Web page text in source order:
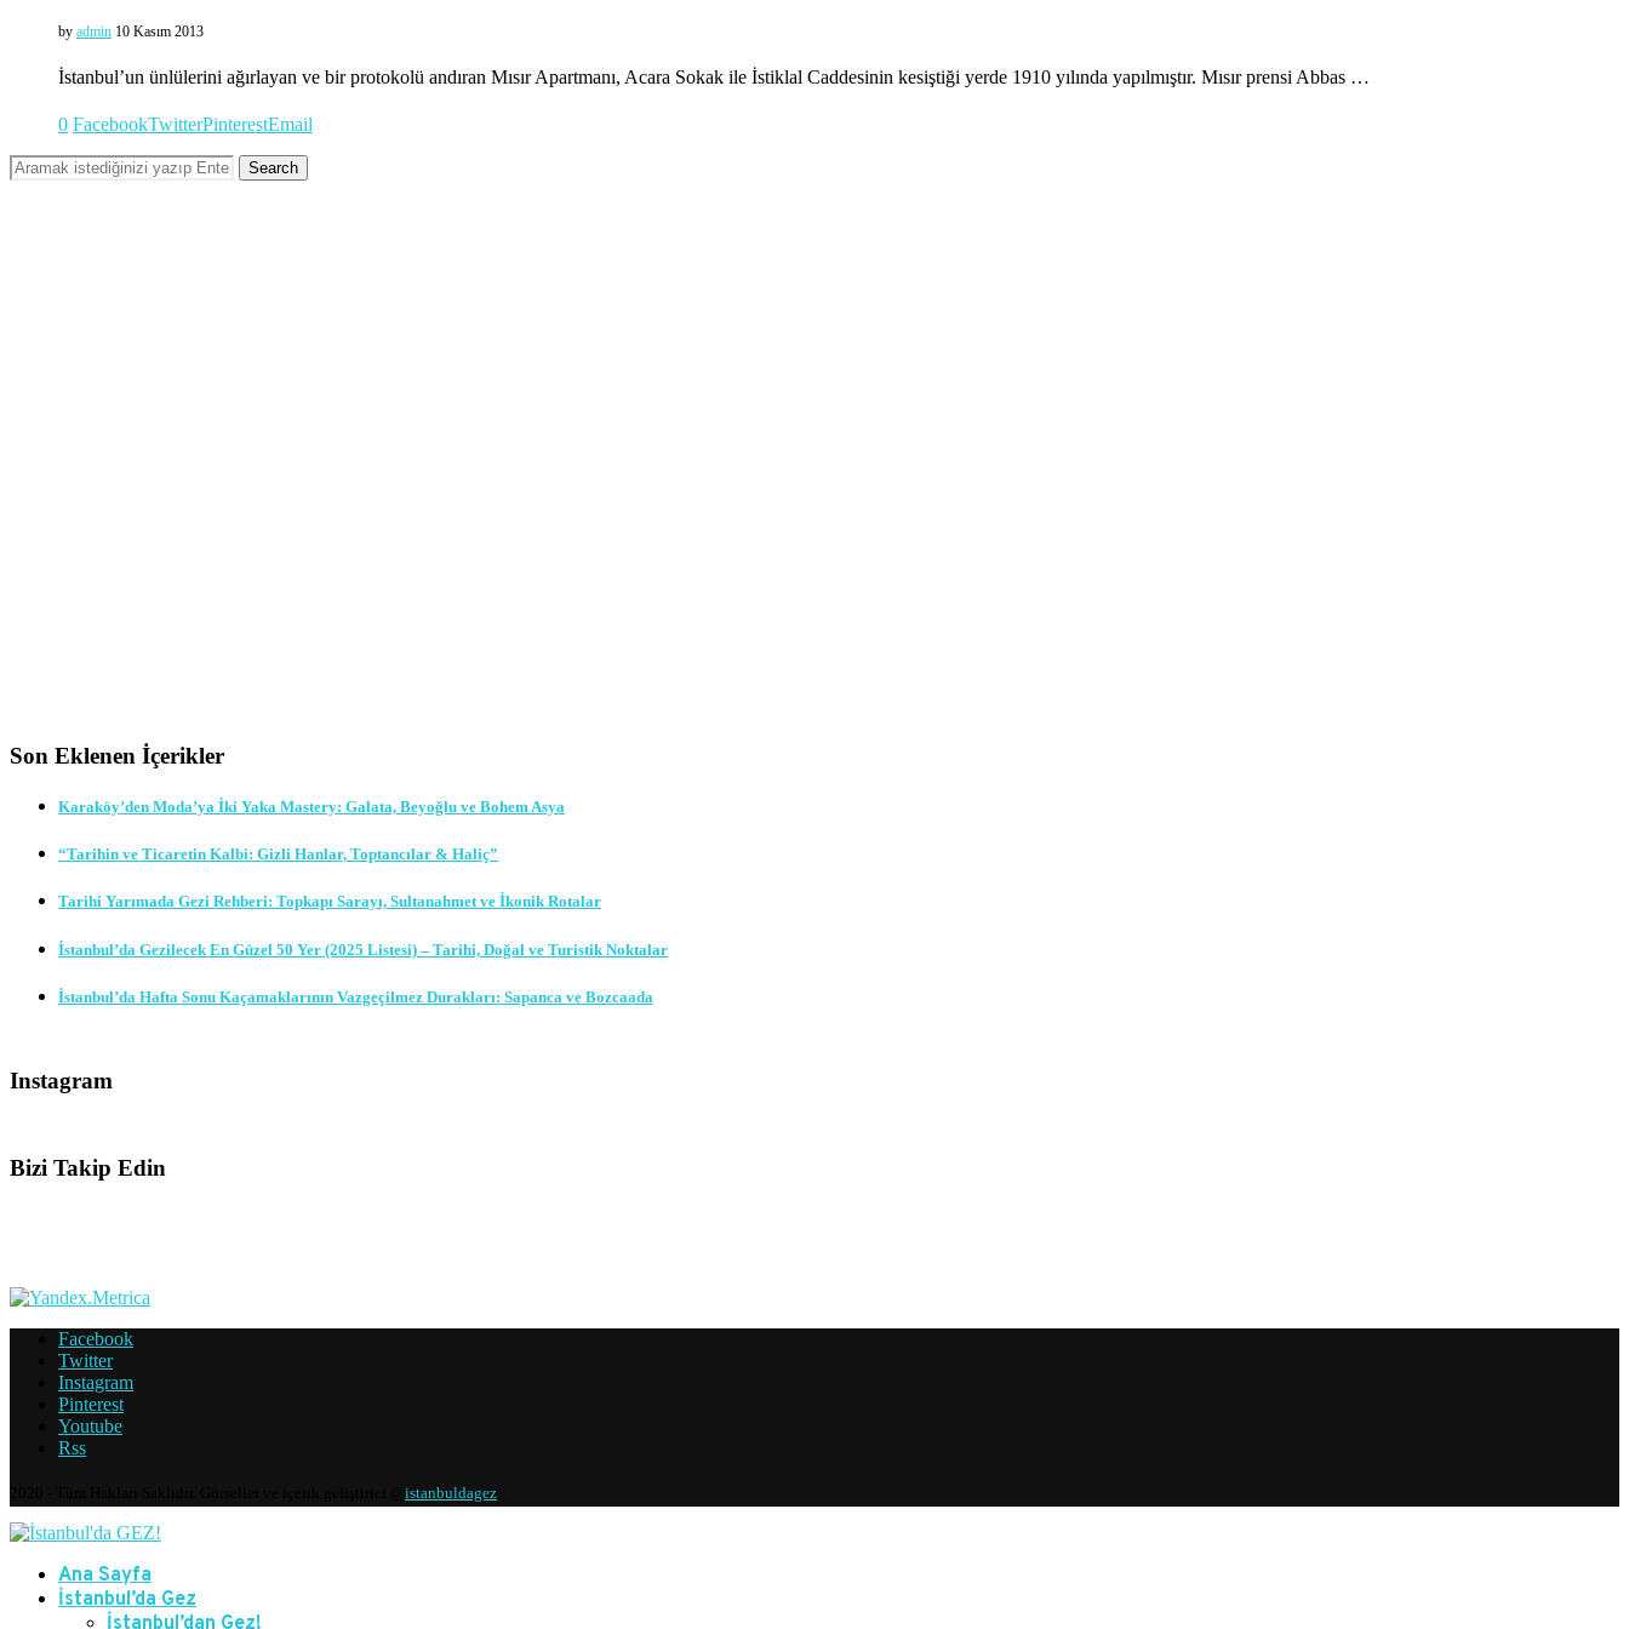
by admin 10 Kasım 2013
İstanbul’un ünlülerini ağırlayan ve bir protokolü andıran Mısır Apartmanı, Acara Sokak ile İstiklal Caddesinin kesiştiği yerde 1910 yılında yapılmıştır. Mısır prensi Abbas …
0 FacebookTwitterPinterestEmail
Son Eklenen İçerikler
Karaköy’den Moda’ya İki Yaka Mastery: Galata, Beyoğlu ve Bohem Asya
“Tarihin ve Ticaretin Kalbi: Gizli Hanlar, Toptancılar & Haliç”
Tarihi Yarımada Gezi Rehberi: Topkapı Sarayı, Sultanahmet ve İkonik Rotalar
İstanbul’da Gezilecek En Güzel 50 Yer (2025 Listesi) – Tarihi, Doğal ve Turistik Noktalar
İstanbul’da Hafta Sonu Kaçamaklarının Vazgeçilmez Durakları: Sapanca ve Bozcaada
Instagram
Bizi Takip Edin
Facebook
Twitter
Instagram
Pinterest
Youtube
Rss
istanbuldagez
Ana Sayfa
İstanbul’da Gez
İstanbul’dan Gez!